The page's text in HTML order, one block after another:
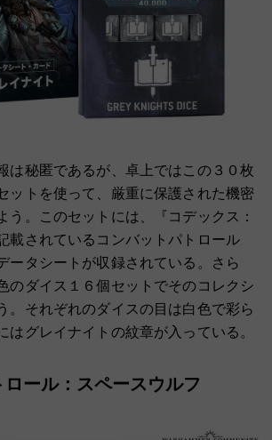
は秘匿であるが、卓上ではこの３０枚
ットを使って、厳重に保護された機密
う。このセットには、『コデックス：
載されているコンバットパトロール
ータシートが収録されている。さら
のダイス１６個セットでそのコレクシ
。それぞれのダイスの目は白色で彩ら
はグレイナイトの紋章が入っている。
ール：スペースウルフ